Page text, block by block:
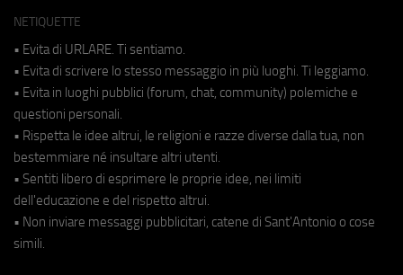
NETIQUETTE
• Evita di URLARE. Ti sentiamo.
• Evita di scrivere lo stesso messaggio in più luoghi. Ti leggiamo.
• Evita in luoghi pubblici (forum, chat, community) polemiche e
questioni personali.
• Rispetta le idee altrui, le religioni e razze diverse dalla tua, non
bestemmiare né insultare altri utenti.
• Sentiti libero di esprimere le proprie idee, nei limiti
dell'educazione e del rispetto altrui.
• Non inviare messaggi pubblicitari, catene di Sant'Antonio o cose
simili.